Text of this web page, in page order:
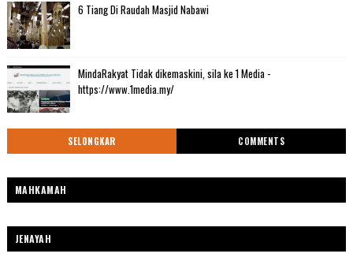
6 Tiang Di Raudah Masjid Nabawi
MindaRakyat Tidak dikemaskini, sila ke 1 Media -
https://www.1media.my/
SELONGKAR COMMENTS
MAHKAMAH
JENAYAH